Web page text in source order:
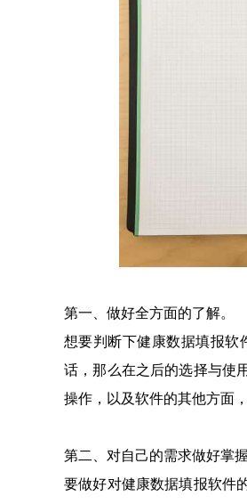
第一、做好全方面的了解。
想要判断下健康数据填报软
话，那么在之后的选择与使
操作，以及软件的其他方面
第二、对自己的需求做好掌握
要做好对健康数据填报软件